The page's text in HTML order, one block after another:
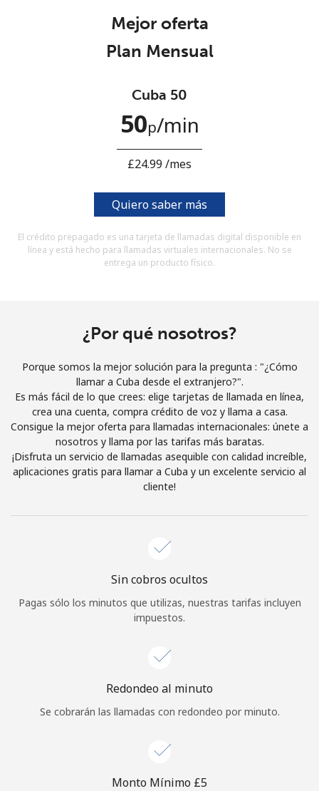
Términos y condiciones.
¡Hola!
Iniciar Sesión
o
Continuar con
Mejor oferta
Plan Mensual
Cuba 50
50p⁩/min
⁦£24.99⁩ /mes
Quiero saber más
El crédito prepagado es una tarjeta de llamadas digital disponible en
línea y está hecho para llamadas virtuales internacionales. No se
entrega un producto físico.
¿Por qué nosotros?
Porque somos la mejor solución para la pregunta : "¿Cómo
llamar a Cuba desde el extranjero?".
Es más fácil de lo que crees: elige tarjetas de llamada en línea,
crea una cuenta, compra crédito de voz y llama a casa.
Consigue la mejor oferta para llamadas internacionales: únete a
nosotros y llama por las tarifas más baratas.
¡Disfruta un servicio de llamadas asequible con calidad increíble,
aplicaciones gratis para llamar a Cuba y un excelente servicio al
cliente!
Sin cobros ocultos
Pagas sólo los minutos que utilizas, nuestras tarifas incluyen
impuestos.
Redondeo al minuto
Se cobrarán las llamadas con redondeo por minuto.
Monto Mínimo ⁦£5⁩